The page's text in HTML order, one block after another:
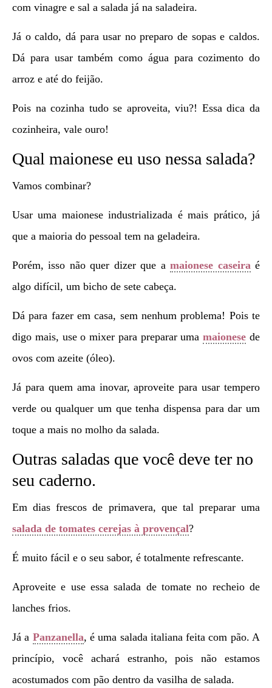
com vinagre e sal a salada já na saladeira.
Já o caldo, dá para usar no preparo de sopas e caldos.
Dá para usar também como água para cozimento do
arroz e até do feijão.
Pois na cozinha tudo se aproveita, viu?! Essa dica da
cozinheira, vale ouro!
Qual maionese eu uso nessa salada?
Vamos combinar?
Usar uma maionese industrializada é mais prático, já
que a maioria do pessoal tem na geladeira.
Porém, isso não quer dizer que amaionese caseira é
algo difícil, um bicho de sete cabeça.
Dá para fazer em casa, sem nenhum problema! Pois te
digo mais, use o mixer para preparar umamaionese de
ovos com azeite (óleo).
Já para quem ama inovar, aproveite para usar tempero
verde ou qualquer um que tenha dispensa para dar um
toque a mais no molho da salada.
Outras saladas que você deve ter no
seu caderno.
Em dias frescos de primavera, que tal preparar uma
salada de tomates cerejas à provençal?
É muito fácil e o seu sabor, é totalmente refrescante.
Aproveite e use essa salada de tomate no recheio de
lanches frios.
Já a Panzanella, é uma salada italiana feita com pão. A
princípio, você achará estranho, pois não estamos
acostumados com pão dentro da vasilha de salada.